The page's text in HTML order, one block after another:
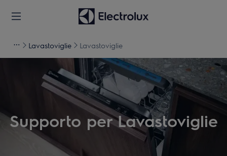
Lavastoviglie Lavastoviglie
Supporto per Lavastoviglie